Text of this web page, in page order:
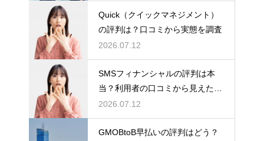
Quick（クイックマネジメント）
の評判は？口コミから実態を調査
2026.07.12
SMSフィナンシャルの評判は本
当？利用者の口コミから見えた実
態検証
2026.07.12
GMOBtoB早払いの評判はどう？